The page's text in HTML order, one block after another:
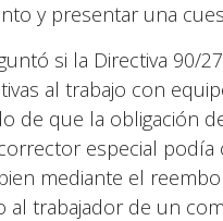
y presentar una
si la Directiva 90/
al trabajo con
de que la obligación
especial
mediante el
al trabajador de un